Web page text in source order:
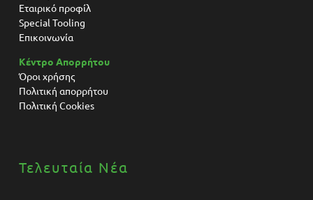
Εταιρικό προφίλ
Special Tooling
Επικοινωνία
Κέντρο Απορρήτου
Όροι χρήσης
Πολιτική απορρήτου
Πολιτική Cookies
Τελευταία Νέα